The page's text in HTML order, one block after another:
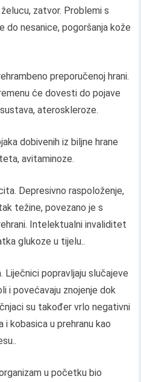
zatvor. Problemi s
do nesanice, pogoršanja kože
preporučenoj hrani.
će dovesti do pojave
ateroskleroze.
dobivenih iz biljne hrane
avitaminoze.
Depresivno raspoloženje,
težine, povezano je s
Intelektualni invaliditet
glukoze u tijelu..
popravljaju slučajeve
i povećavaju znojenje dok
su također vrlo negativni
i kobasica u prehranu kao
u početku bio